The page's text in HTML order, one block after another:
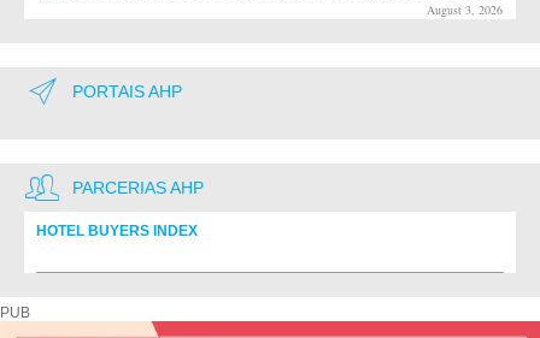
August 3, 2026
PORTAIS AHP
PARCERIAS AHP
HOTEL BUYERS INDEX
PUB